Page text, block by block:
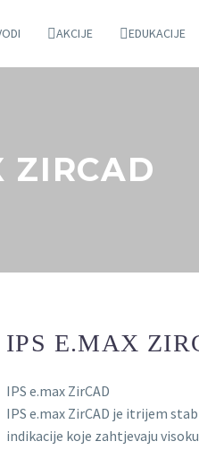
AKCIJE EDUKACIJE
ZIRCAD
IPS E.MAX
IPS e.max ZirCAD
IPS e.max ZirCAD je itrijem
indikacije koje zahtjevaju